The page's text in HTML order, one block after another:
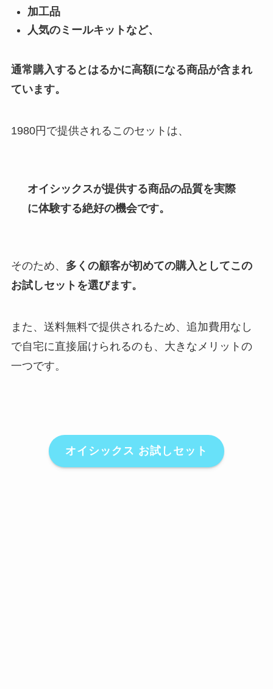
加工品
人気のミールキットなど、
通常購入するとはるかに高額になる商品が含まれ
ています。
1980円で提供されるこのセットは、
オイシックスが提供する商品の品質を実際
に体験する絶好の機会です。
そのため、 多くの顧客が初めての購入としてこの
お試しセットを選びます。
また、送料無料で提供されるため、追加費用なし
で自宅に直接届けられるのも、大きなメリットの
一つです。
オイシックス お試しセット